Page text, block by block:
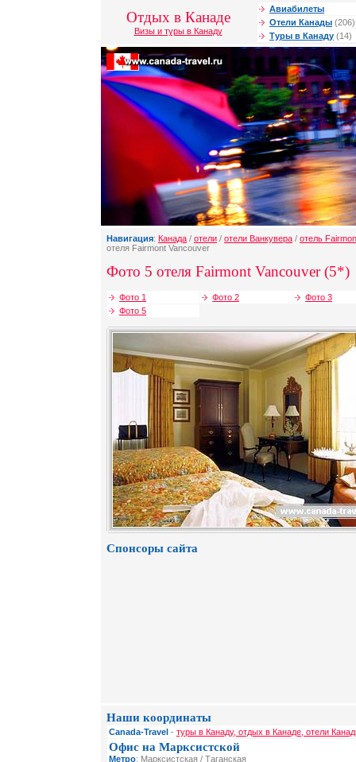
Отдых в Канаде
Визы и туры в Канаду
Авиабилеты
Отели Канады (206)
Туры в Канаду (14)
Навигация: Канада / отели / отели Ванкувера / отель
отеля Fairmont Vancouver
Фото 5 отеля Fairmont Vancouver (5*)
Фото 1 Фото 2
Фото 3
Фото 5
Спонсоры сайта
Наши координаты
Canada-Travel - туры в Канаду, отдых в Канаде, отели
Офис на Марксистской
Метро: Марксистская / Таганская